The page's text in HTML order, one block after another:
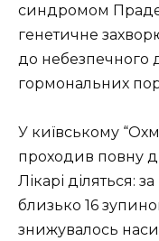
синдромом
генетичне
до небезпечного
гормональних
У київському
проходив повну
Лікарі діляться:
близько 16
знижувалось